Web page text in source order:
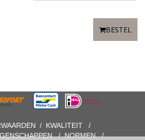
BESTEL
/ KWALITEIT
/
/NORMEN/